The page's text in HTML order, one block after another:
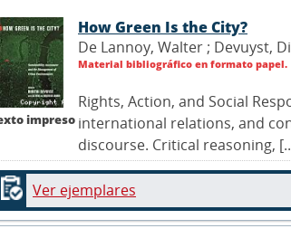
impreso
How Green Is the City?
De Lannoy, Walter ; Devuyst,
Material bibliográfico en formato papel.
Rights, Action, and Social
international relations, and
discourse. Critical reasoning,
Ver ejemplares